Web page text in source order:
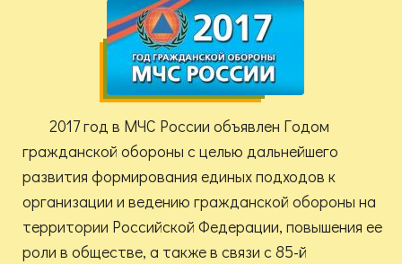
2017 год в МЧС России объявлен Годом
гражданской обороны с целью дальнейшего
развития формирования единых подходов к
организации и ведению гражданской обороны на
территории Российской Федерации, повышения ее
роли в обществе, а также в связи с 85-й